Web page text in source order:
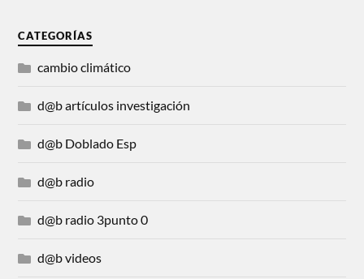
CATEGORÍAS
cambio climático
d@b artículos investigación
d@b Doblado Esp
d@b radio
d@b radio 3punto 0
d@b videos